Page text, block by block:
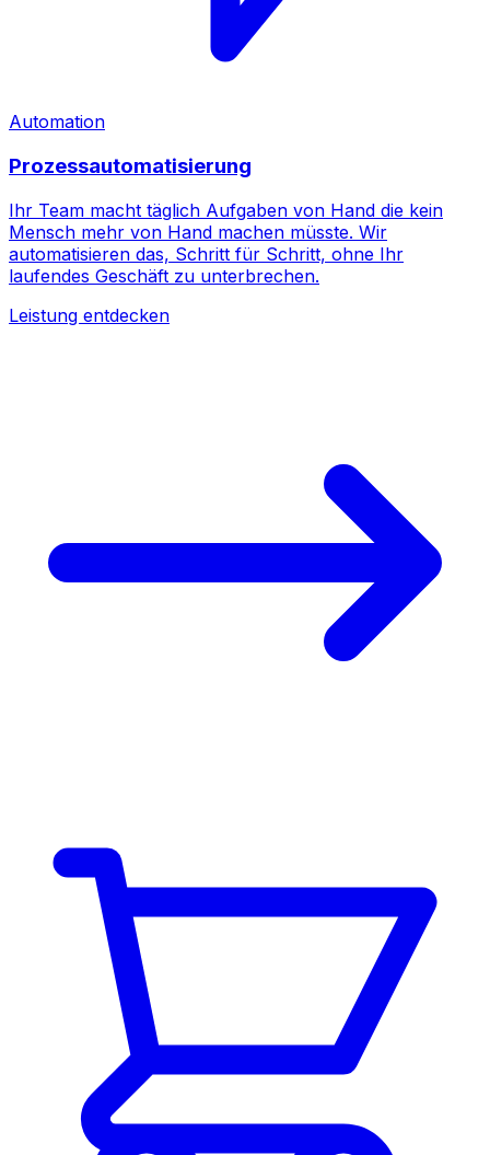
Automation
Prozessautomatisierung
Ihr Team macht täglich Aufgaben von Hand die kein
Mensch mehr von Hand machen müsste. Wir
automatisieren das, Schritt für Schritt, ohne Ihr
laufendes Geschäft zu unterbrechen.
Leistung entdecken